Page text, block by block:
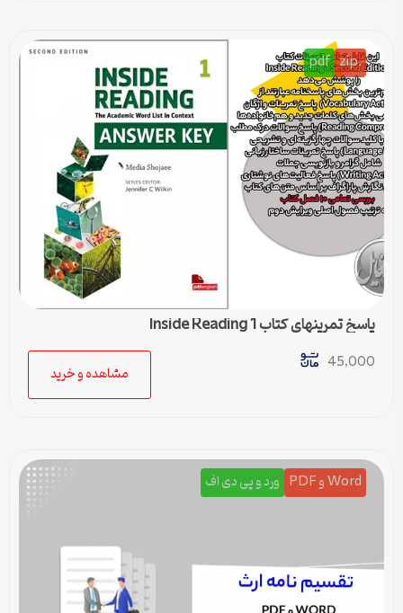
.zip
pdf
پاسخ تمرینهای کتاب Inside Reading 1
45,000
مشاهده و خرید
Word و PDF ورد و پی دی اف